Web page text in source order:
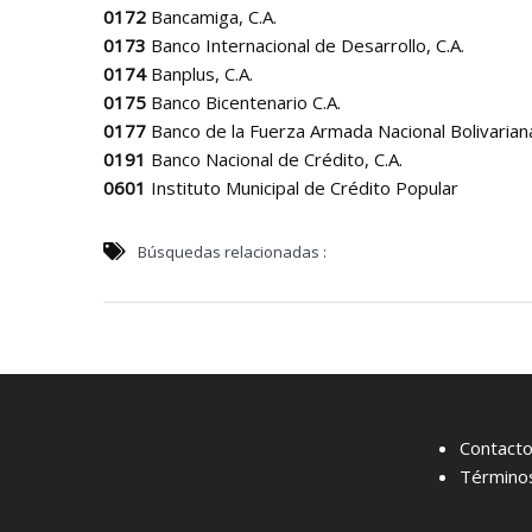
0172 Bancamiga, C.A.
0173 Banco Internacional de Desarrollo, C.A.
0174Banplus, C.A.
0175 Banco Bicentenario C.A.
0177 Banco de la Fuerza Armada Nacional
0191 Banco Nacional de Crédito, C.A.
0601 Instituto Municipal de Crédito Popular
Búsquedas relacionadas :
Contacto